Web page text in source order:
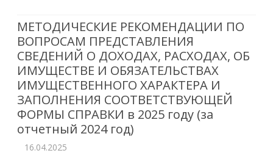
МЕТОДИЧЕСКИЕ РЕКОМЕНДАЦИИ ПО
ВОПРОСАМ ПРЕДСТАВЛЕНИЯ
СВЕДЕНИЙ О ДОХОДАХ, РАСХОДАХ, ОБ
ИМУЩЕСТВЕ И ОБЯЗАТЕЛЬСТВАХ
ИМУЩЕСТВЕННОГО ХАРАКТЕРА И
ЗАПОЛНЕНИЯ СООТВЕТСТВУЮЩЕЙ
ФОРМЫ СПРАВКИ в 2025 году (за
отчетный 2024 год)
16.04.2025